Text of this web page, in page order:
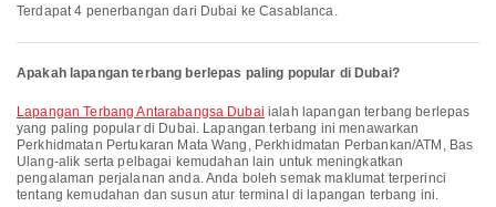
Terdapat 4 penerbangan dari Dubai ke Casablanca.
Apakah lapangan terbang berlepas paling popular di Dubai?
Lapangan Terbang Antarabangsa Dubai ialah lapangan terbang berlepas
yang paling popular di Dubai. Lapangan terbang ini menawarkan
Perkhidmatan Pertukaran Mata Wang, Perkhidmatan Perbankan/ATM, Bas
Ulang-alik serta pelbagai kemudahan lain untuk meningkatkan
pengalaman perjalanan anda. Anda boleh semak maklumat terperinci
tentang kemudahan dan susun atur terminal di lapangan terbang ini.